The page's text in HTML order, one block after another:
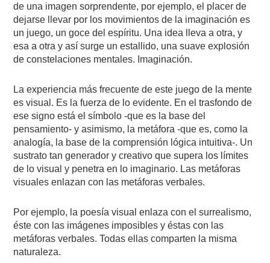
de una imagen sorprendente, por ejemplo, el placer de
dejarse llevar por los movimientos de la imaginación es
un juego, un goce del espíritu. Una idea lleva a otra, y
esa a otra y así surge un estallido, una suave explosión
de constelaciones mentales. Imaginación.
La experiencia más frecuente de este juego de la mente
es visual. Es la fuerza de lo evidente. En el trasfondo de
ese signo está el símbolo -que es la base del
pensamiento- y asimismo, la metáfora -que es, como la
analogía, la base de la comprensión lógica intuitiva-. Un
sustrato tan generador y creativo que supera los límites
de lo visual y penetra en lo imaginario. Las metáforas
visuales enlazan con las metáforas verbales.
Por ejemplo, la poesía visual enlaza con el surrealismo,
éste con las imágenes imposibles y éstas con las
metáforas verbales. Todas ellas comparten la misma
naturaleza.